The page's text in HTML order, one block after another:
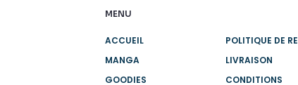
MENU
ACCUEIL
MANGA
GOODIES
POLITIQUE DE
LIVRAISON
CONDITIONS